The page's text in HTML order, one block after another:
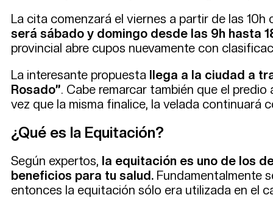
La cita comenzará el viernes a partir de las
será sábado y domingo desde las 9h hasta
provincial abre cupos nuevamente con
La interesante propuesta llega a la ciudad a
Rosado”. Cabe remarcar también que el
vez que la misma finalice, la velada continuará
¿Qué es la Equitación?
Según expertos, la equitación es uno de los
beneficios para tu salud. Fundamentalmente
entonces la equitación sólo era utilizada en el